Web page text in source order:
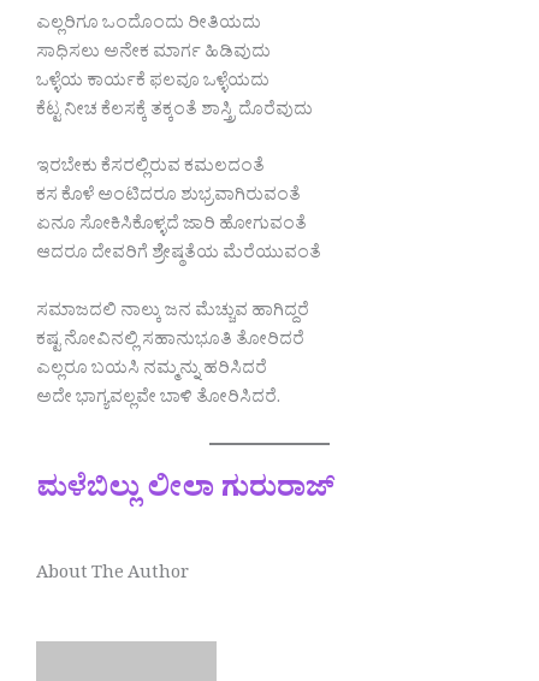
ಎಲ್ಲರಿಗೂ ಒಂದೊಂದು ರೀತಿಯದು
ಸಾಧಿಸಲು ಅನೇಕ ಮಾರ್ಗ ಹಿಡಿವುದು
ಒಳ್ಳೆಯ ಕಾರ್ಯಕೆ ಫಲವೂ ಒಳ್ಳೆಯದು
ಕೆಟ್ಟ ನೀಚ ಕೆಲಸಕ್ಕೆ ತಕ್ಕಂತೆ ಶಾಸ್ತ್ರಿ ದೊರೆವುದು
ಇರಬೇಕು ಕೆಸರಲ್ಲಿರುವ ಕಮಲದಂತೆ
ಕಸ ಕೊಳೆ ಅಂಟಿದರೂ ಶುಭ್ರವಾಗಿರುವಂತೆ
ಏನೂ ಸೋಕಿಸಿಕೊಳ್ಳದೆ ಜಾರಿ ಹೋಗುವಂತೆ
ಆದರೂ ದೇವರಿಗೆ ಶ್ರೇಷ್ಠತೆಯ ಮೆರೆಯುವಂತೆ
ಸಮಾಜದಲಿ ನಾಲ್ಕು ಜನ ಮೆಚ್ಚುವ ಹಾಗಿದ್ದರೆ
ಕಷ್ಟ ನೋವಿನಲ್ಲಿ ಸಹಾನುಭೂತಿ ತೋರಿದರೆ
ಎಲ್ಲರೂ ಬಯಸಿ ನಮ್ಮನ್ನು ಹರಿಸಿದರೆ
ಅದೇ ಭಾಗ್ಯವಲ್ಲವೇ ಬಾಳಿ ತೋರಿಸಿದರೆ.
ಮಳೆಬಿಲ್ಲು ಲೀಲಾ ಗುರುರಾಜ್
About The Author